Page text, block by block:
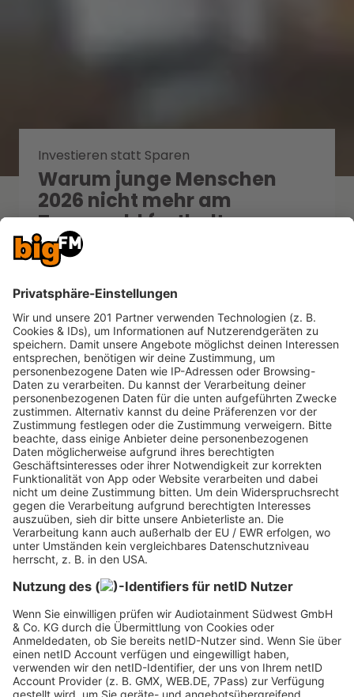
Investieren statt Sparen
Warum junge Menschen
2026 nicht mehr am
Tagesgeld festhalten
Heute erwarten Menschen schnelle,
Doch klassisches Sparen reicht nicht
mehr, weil es Vermögen real
schrumpfen lässt.
MEHR LESEN
Unsplash
Geringere Lautstärke = Gleiche Motivation